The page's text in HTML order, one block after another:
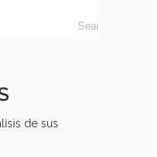
de sus